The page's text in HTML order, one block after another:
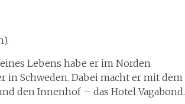
Lebens habe er im Norden
in Schweden. Dabei macht er mit dem
den Innenhof – das Hotel Vagabond.